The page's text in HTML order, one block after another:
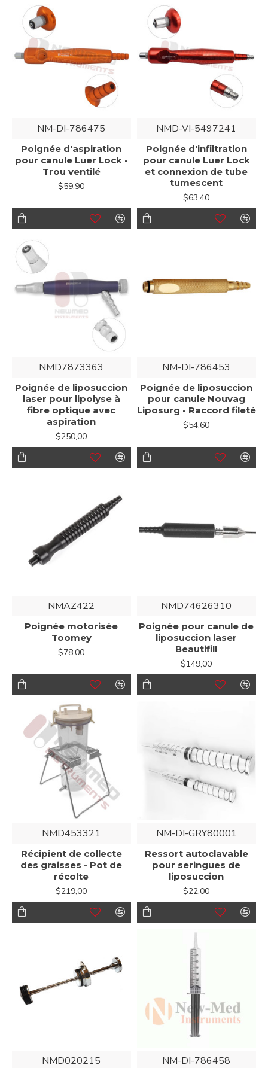
NM-DI-786475
Poignée d'aspiration
pour canule Luer Lock -
Trou ventilé
$59,90
NMD-VI-5497241
Poignée d'infiltration
pour canule Luer Lock
et connexion de tube
tumescent
$63,40
NMD7873363
Poignée de liposuccion
laser pour lipolyse à
fibre optique avec
aspiration
$250,00
NM-DI-786453
Poignée de liposuccion
pour canule Nouvag
Liposurg - Raccord fileté
$54,60
NMAZ422
Poignée motorisée
Toomey
$78,00
NMD74626310
Poignée pour canule de
liposuccion laser
Beautifill
$149,00
NMD453321
Récipient de collecte
des graisses - Pot de
récolte
$219,00
NM-DI-GRY80001
Ressort autoclavable
pour seringues de
liposuccion
$22,00
NMD020215 NM-DI-786458